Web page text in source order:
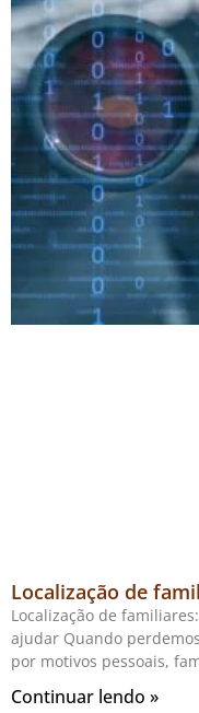
Localização de
Localização de
ajudar Quando
por motivos pessoais,
Continuar lendo »